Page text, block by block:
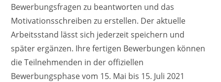
Bewerbungsfragen zu beantworten und das
Motivationsschreiben zu erstellen. Der aktuelle
Arbeitsstand lässt sich jederzeit speichern und
später ergänzen. Ihre fertigen Bewerbungen können
die Teilnehmenden in der offiziellen
Bewerbungsphase vom 15. Mai bis 15. Juli 2021